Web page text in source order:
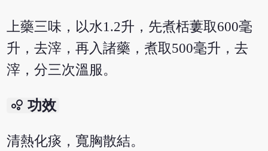
上藥三味，以水1.2升，先煮栝蔞取600毫
升，去滓，再入諸藥，煮取500毫升，去
滓，分三次溫服。
bubble_chart 功效
清熱化痰，寬胸散結。